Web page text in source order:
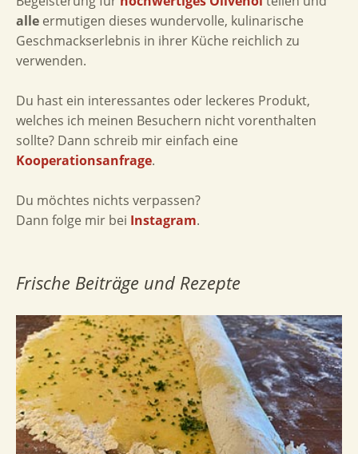
alle ermutigen dieses wundervolle, kulinarische
Geschmackserlebnis in ihrer Küche reichlich zu
verwenden.
Du hast ein interessantes oder leckeres Produkt,
welches ich meinen Besuchern nicht vorenthalten
sollte? Dann schreib mir einfach eine
Kooperationsanfrage.
Du möchtes nichts verpassen?
Dann folge mir bei Instagram.
Frische Beiträge und Rezepte